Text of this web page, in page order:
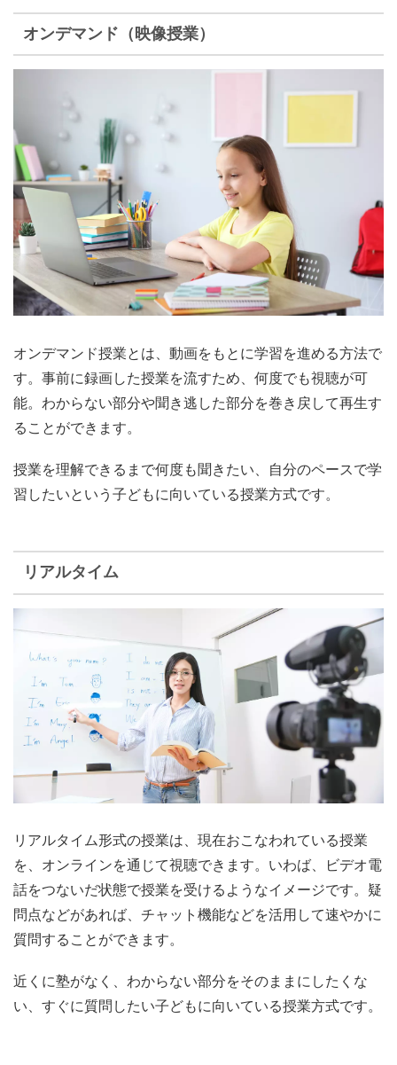
オンデマンド（映像授業）
オンデマンド授業とは、動画をもとに学習を進める方法で
す。事前に録画した授業を流すため、 何度でも視聴が可
能。わからない部分や聞き逃した部分を巻き戻して再生す
ることができます。
授業を理解できるまで何度も聞きたい、自分のペースで学
習したいという子どもに向いている授業方式です。
リアルタイム
リアルタイム形式の授業は、現在おこなわれている授業
を、オンラインを通じて視聴できます。いわば、ビデオ電
話をつないだ状態で授業を受けるようなイメージです。疑
問点などがあれば、チャット機能などを活用して速やかに
質問することができます。
近くに塾がなく、 わからない部分をそのままにしたくな
い、すぐに質問したい子どもに向いている授業方式です。